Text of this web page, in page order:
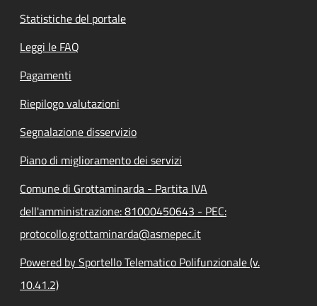
Statistiche del portale
Leggi le FAQ
Pagamenti
Riepilogo valutazioni
Segnalazione disservizio
Piano di miglioramento dei servizi
Comune di Grottaminarda - Partita IVA
dell'amministrazione: 81000450643 - PEC:
protocollo.grottaminarda@asmepec.it
Powered by Sportello Telematico Polifunzionale (v.
10.41.2)